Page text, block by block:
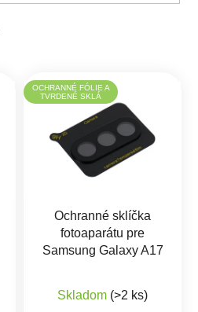
OCHRANNÉ FÓLIE A
TVRDENÉ SKLÁ
Ochranné sklíčka
fotoaparátu pre
Samsung Galaxy A17
Skladom (>2 ks)